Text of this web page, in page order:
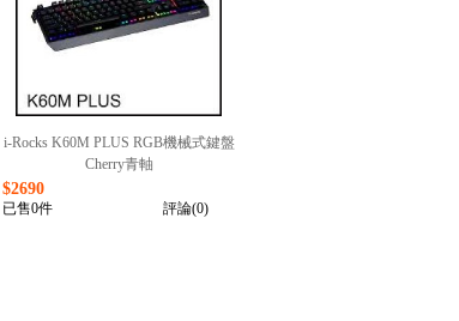
i-Rocks K60M PLUS RGB機械式鍵盤
Cherry青軸
$2690
已售0件 評論(0)